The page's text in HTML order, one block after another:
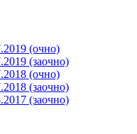
(очно)
(заочно)
(очно)
(заочно)
(заочно)